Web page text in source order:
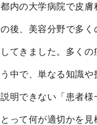
都内の大学病院で皮膚
の後、美容分野で多く
してきました。多く
う中で、単なる知識
説明できない「患者様
とって何が適切かを